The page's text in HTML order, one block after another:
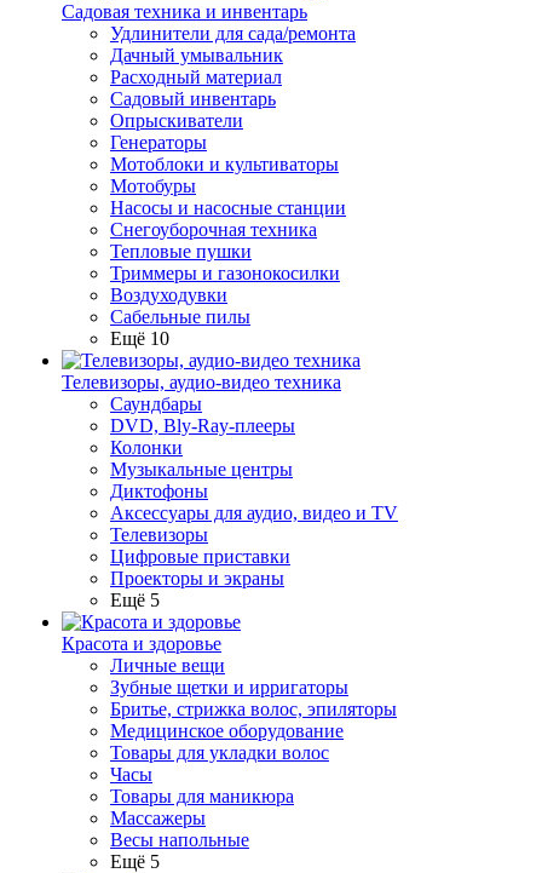
Садовая техника и инвентарь
Удлинители для сада/ремонта
Дачный умывальник
Расходный материал
Садовый инвентарь
Опрыскиватели
Генераторы
Мотоблоки и культиваторы
Мотобуры
Насосы и насосные станции
Снегоуборочная техника
Тепловые пушки
Триммеры и газонокосилки
Воздуходувки
Сабельные пилы
Ещё 10
Телевизоры, аудио-видео техника
Саундбары
DVD, Bly-Ray-плееры
Колонки
Музыкальные центры
Диктофоны
Аксессуары для аудио, видео и TV
Телевизоры
Цифровые приставки
Проекторы и экраны
Ещё 5
Красота и здоровье
Личные вещи
Зубные щетки и ирригаторы
Бритье, стрижка волос, эпиляторы
Медицинское оборудование
Товары для укладки волос
Часы
Товары для маникюра
Массажеры
Весы напольные
Ещё 5